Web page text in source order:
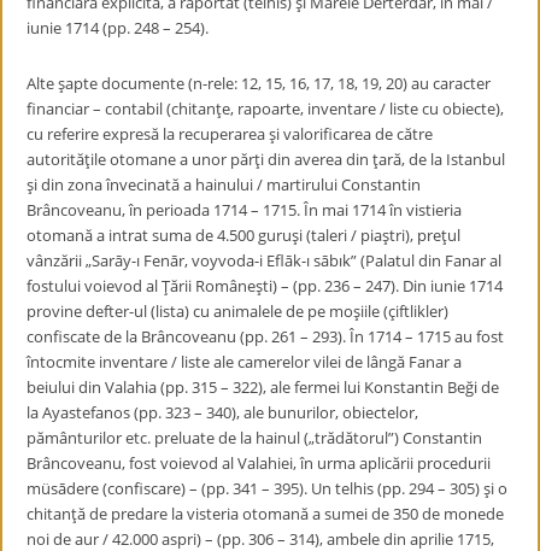
iunie 1714 (pp. 248 – 254).
Alte şapte documente (n-rele: 12, 15, 16, 17, 18, 19, 20) au caracter
financiar – contabil (chitanţe, rapoarte, inventare / liste cu obiecte),
cu referire expresă la recuperarea şi valorificarea de către
autorităţile otomane a unor părţi din averea din ţară, de la Istanbul
şi din zona învecinată a hainului / martirului Constantin
Brâncoveanu, în perioada 1714 – 1715. În mai 1714 în vistieria
otomană a intrat suma de 4.500 guruşi (taleri / piaştri), preţul
vânzării „Sarāy-ı Fenār, voyvoda-i Eflāk-ı sābık” (Palatul din Fanar al
fostului voievod al Ţării Româneşti) – (pp. 236 – 247). Din iunie 1714
provine defter-ul (lista) cu animalele de pe moşiile (çiftlikler)
confiscate de la Brâncoveanu (pp. 261 – 293). În 1714 – 1715 au fost
întocmite inventare / liste ale camerelor vilei de lângă Fanar a
beiului din Valahia (pp. 315 – 322), ale fermei lui Konstantin Beği de
la Ayastefanos (pp. 323 – 340), ale bunurilor, obiectelor,
pământurilor etc. preluate de la hainul („trădătorul”) Constantin
Brâncoveanu, fost voievod al Valahiei, în urma aplicării procedurii
müsādere (confiscare) – (pp. 341 – 395). Un telhis (pp. 294 – 305) şi o
chitanţă de predare la visteria otomană a sumei de 350 de monede
noi de aur / 42.000 aspri) – (pp. 306 – 314), ambele din aprilie 1715,